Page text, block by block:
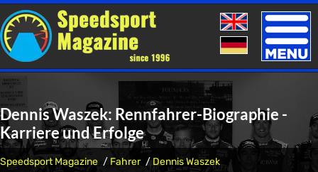
Toggle
Dennis Waszek: Rennfahrer-Biographie -
Karriere und Erfolge
Speedsport Magazine Fahrer Dennis Waszek